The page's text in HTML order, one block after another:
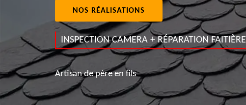
NOS RÉALISATIONS
INSPECTION CAMERA + RÉPARATION FAITIÈRE
Artisan de père en fils